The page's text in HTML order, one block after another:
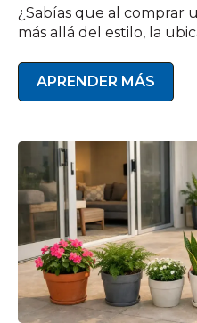
¿Sabías que al comprar
más allá del estilo, la
APRENDER MÁS